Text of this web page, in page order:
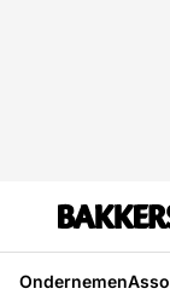
Ondernemen